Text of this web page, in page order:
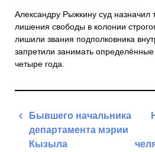
Александру Рыжкину суд назначил
лишения свободы в колонии
лишили звания подполковника
запретили занимать
четыре года.
Навигация
записям
Бывшего начальника
департамента мэрии
Кызыла